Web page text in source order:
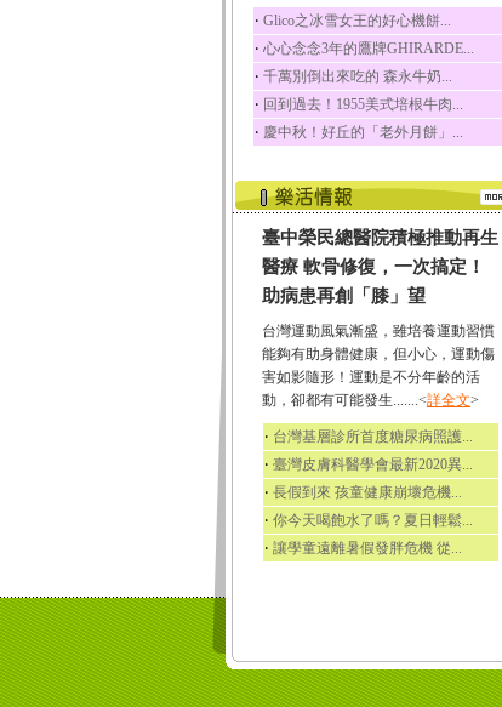
五味子
五味子性質溫熱所含營
養成分有揮發油、檸...
草魚
草魚含有維生素A、維生
素C、及豐富的蛋白...
‧ Glico之冰雪女王的好心機餅...
‧ 心心念念3年的鷹牌GHIRARDE...
‧ 千萬別倒出來吃的 森永牛奶...
‧ 回到過去！1955美式培根牛肉...
‧ 慶中秋！好丘的「老外月餅」...
臺中榮民總醫院積極推動再生
醫療 軟骨修復，一次搞定！
助病患再創「膝」望
台灣運動風氣漸盛，雖培養運動習慣
能夠有助身體健康，但小心，運動傷
害如影隨形！運動是不分年齡的活
動，卻都有可能發生.......<詳全文>
‧ 台灣基層診所首度糖尿病照護...
‧ 臺灣皮膚科醫學會最新2020異...
‧ 長假到來 孩童健康崩壞危機...
‧ 你今天喝飽水了嗎？夏日輕鬆...
‧ 讓學童遠離暑假發胖危機 從...